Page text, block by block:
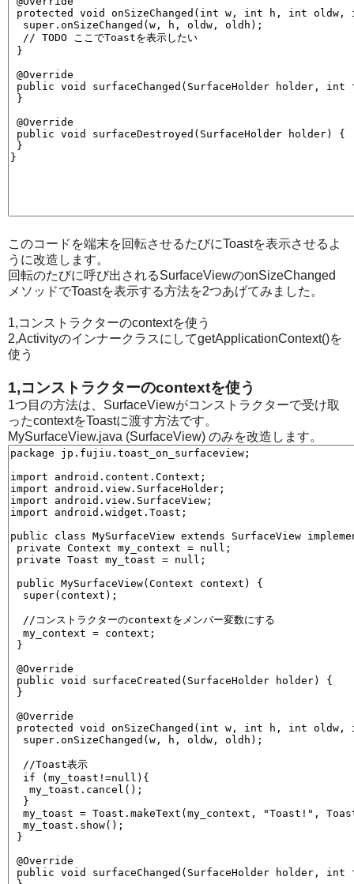
このコードを端末を回転させるたびにToastを表示させるよ
うに改造します。
回転のたびに呼び出されるSurfaceViewのonSizeChanged
メソッドでToastを表示する方法を2つあげてみました。
1,コンストラクターのcontextを使う
2,ActivityのインナークラスにしてgetApplicationContext()を
使う
1,コンストラクターのcontextを使う
1つ目の方法は、SurfaceViewがコンストラクターで受け取
ったcontextをToastに渡す方法です。
MySurfaceView.java (SurfaceView) のみを改造します。